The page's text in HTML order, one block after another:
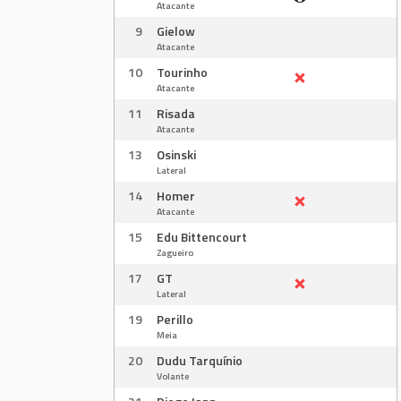
Atacante
9 Gielow
Atacante
10 Tourinho
Atacante
11 Risada
Atacante
13 Osinski
Lateral
14 Homer
Atacante
15 Edu Bittencourt
Zagueiro
17 GT
Lateral
19 Perillo
Meia
20 Dudu Tarquínio
Volante